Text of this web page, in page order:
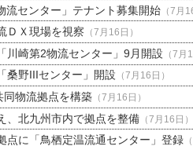
センター」テナント募集開始（7月
ＤＸ現場を視察 （7月16日）
崎第2物流センター」9月開設 （7月
桑野IIIセンター」開設 （7月16日）
物流拠点を構築（7月16日）
北九州市内で拠点を整備（7月16日）
に「鳥栖定温流通センター」登録